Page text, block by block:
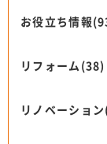
お役立ち情報
リフォーム(38)
リノベーショ